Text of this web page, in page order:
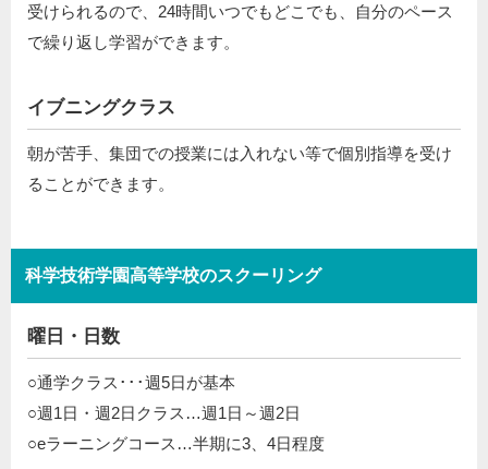
受けられるので、24時間いつでもどこでも、自分のペース
で繰り返し学習ができます。
イブニングクラス
朝が苦手、集団での授業には入れない等で個別指導を受け
ることができます。
科学技術学園高等学校のスクーリング
曜日・日数
○通学クラス･･･週5日が基本
○週1日・週2日クラス…週1日～週2日
○eラーニングコース…半期に3、4日程度